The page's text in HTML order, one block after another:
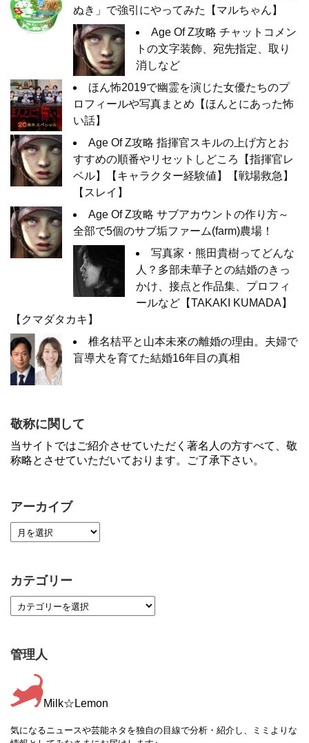
ぬき」で強引にやってみた【マルちゃん】
Age Of Z攻略 チャットコメン
トの文字装飾、宛先指定、取り
消しなど
ほん怖2019で幽霊を演じた女優たちのプ
ロフィールや写真まとめ【ほんとにあった怖
い話】
Age Of Z攻略 指揮官スキルの上げ方とお
すすめの順番やリセットしどころ【指揮官レ
ベル】【キャラクター経験値】【戦場救急】
【スレイ】
Age Of Z攻略 サブアカウントの作り方～
全部で5個のサブ垢ファーム(farm)農場！
写真家・熊田貴樹ってどんな
人？多部未華子との結婚のきっ
かけ、接点と作品集、プロフィ
ールなど【TAKAKI KUMADA】
【クマダタカキ】
椎名桔平と山本未來の離婚の理由。夫婦で
盲導犬を育てた結婚16年目の真相
敬称に関して
当サイトではご紹介させていただく著名人の方すべて、敬
称略とさせていただいております。ご了承下さい。
アーカイブ
カテゴリー
管理人
Milk☆Lemon
気になるニュースや芸能ネタを独自の目線で分析・紹介し、ミミよりな